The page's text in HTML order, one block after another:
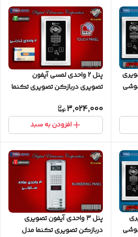
پنل 2 واحدی لمسی آیفون
تصویری دربازکن تصویری تکنما
3,024,000
افزودن به سبد
پنل 3 واحدی آیفون تصویری
دربازکن تصویری تکنما مدل